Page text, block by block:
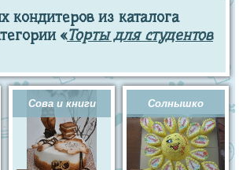
кондитеров из каталога
«Торты для студентов
Сова и книги Солнышко